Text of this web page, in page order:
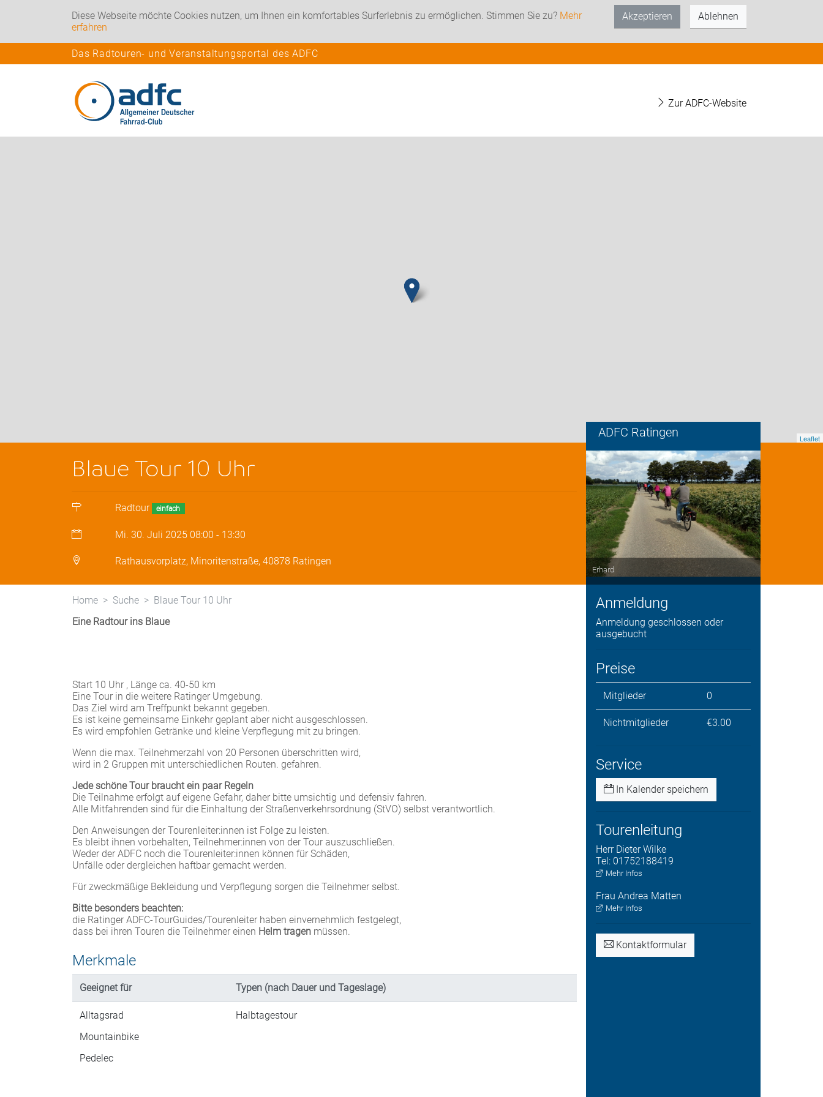
Diese Webseite möchte Cookies nutzen, um Ihnen ein komfortables Surferlebnis zu ermöglichen. Stimmen Sie zu? Mehr
erfahren
Akzeptieren Ablehnen
Das Radtouren- und Veranstaltungsportal des ADFC
Zur ADFC-Website
Leaflet
ADFC Ratingen
Blaue Tour 10 Uhr
Radtour einfach
Mi. 30. Juli 2025 08:00 - 13:30
Rathausvorplatz, Minoritenstraße, 40878 Ratingen
Erhard
Anmeldung
Anmeldung geschlossen oder
ausgebucht
Preise
Mitglieder 0
Nichtmitglieder €3.00
Service
In Kalender speichern
Tourenleitung
Herr Dieter Wilke
Tel: 01752188419
Mehr Infos
Frau Andrea Matten
Mehr Infos
Kontaktformular
Home Suche
Blaue Tour 10 Uhr
Eine Radtour ins Blaue
Start 10 Uhr , Länge ca. 40-50 km
Eine Tour in die weitere Ratinger Umgebung.
Das Ziel wird am Treffpunkt bekannt gegeben.
Es ist keine gemeinsame Einkehr geplant aber nicht ausgeschlossen.
Es wird empfohlen Getränke und kleine Verpflegung mit zu bringen.
Wenn die max. Teilnehmerzahl von 20 Personen überschritten wird,
wird in 2 Gruppen mit unterschiedlichen Routen. gefahren.
Jede schöne Tour braucht ein paar Regeln
Die Teilnahme erfolgt auf eigene Gefahr, daher bitte umsichtig und defensiv fahren.
Alle Mitfahrenden sind für die Einhaltung der Straßenverkehrsordnung (StVO) selbst verantwortlich.
Den Anweisungen der Tourenleiter:innen ist Folge zu leisten.
Es bleibt ihnen vorbehalten, Teilnehmer:innen von der Tour auszuschließen.
Weder der ADFC noch die Tourenleiter:innen können für Schäden,
Unfälle oder dergleichen haftbar gemacht werden.
Für zweckmäßige Bekleidung und Verpflegung sorgen die Teilnehmer selbst.
Bitte besonders beachten:
die Ratinger ADFC-TourGuides/Tourenleiter haben einvernehmlich festgelegt,
dass bei ihren Touren die Teilnehmer einen Helm tragen müssen.
Merkmale
Geeignet für Typen (nach Dauer und Tageslage)
Alltagsrad
Mountainbike
Pedelec
Halbtagestour